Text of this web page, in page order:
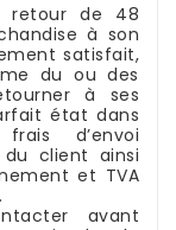
retour de 48
à son
satisfait,
du ou des
à ses
état dans
d’envoi
client ainsi
et TVA
avant